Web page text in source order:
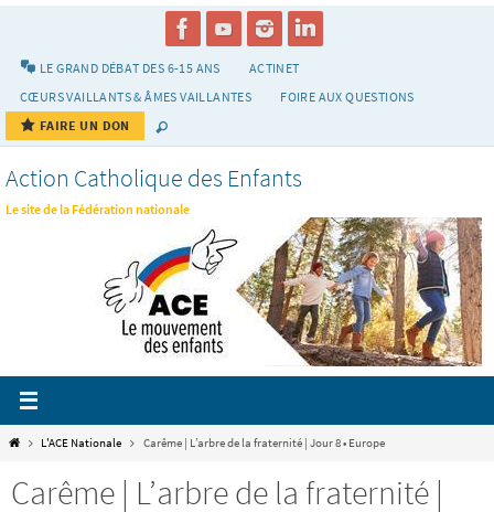
LE GRAND DÉBAT DES 6-15 ANS
ACTINET
CŒURS VAILLANTS & ÂMES VAILLANTES
FOIRE AUX QUESTIONS
FAIRE UN DON
Action Catholique des Enfants
Le site de la Fédération nationale
HomeL'ACE Nationale Carême | L’arbre de la fraternité | Jour 8 • Europe
Carême | L’arbre de la fraternité |